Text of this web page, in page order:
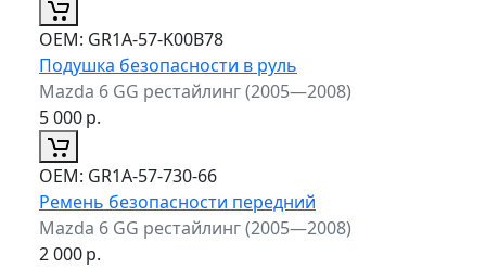
ОЕМ: GR1A-57-K00B78
Подушка безопасности в руль
Mazda 6 GG рестайлинг (2005—2008)
5 000р.
ОЕМ: GR1A-57-730-66
Ремень безопасности передний
Mazda 6 GG рестайлинг (2005—2008)
2 000р.